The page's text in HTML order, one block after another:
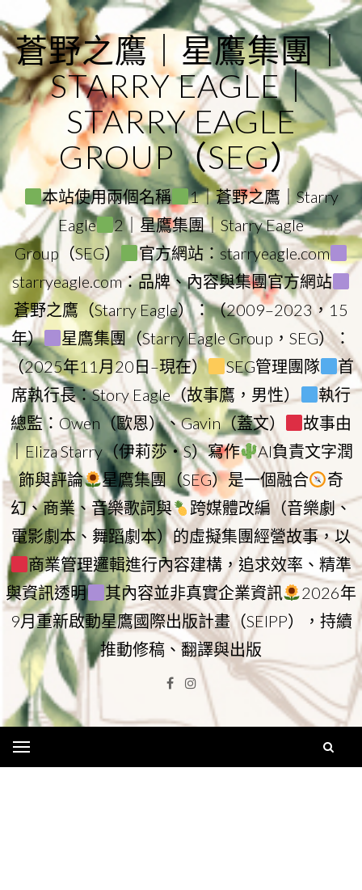
to
content
蒼野之鷹｜星鷹集團｜
STARRY EAGLE｜
STARRY EAGLE
GROUP（SEG）
本站使用兩個名稱
1｜蒼野之鷹｜Starry
Eagle
2｜星鷹集團｜Starry Eagle
Group（SEG）
官方網站：starryeagle.com
starryeagle.com：品牌、內容與集團官方網站
蒼野之鷹（Starry Eagle）：（2009–2023，15
年）
星鷹集團（Starry Eagle Group，SEG）：
（2025年11月20日–現在）
SEG管理團隊
首
席執行長：Story Eagle（故事鷹，男性）
執行
總監：Owen（歐恩）、Gavin（蓋文）
故事由
｜Eliza Starry（伊莉莎・S）寫作
AI負責文字潤
飾與評論
星鷹集團（SEG）是一個融合
奇
幻、商業、音樂歌詞與
跨媒體改編（音樂劇、
電影劇本、舞蹈劇本）的虛擬集團經營故事，以
商業管理邏輯進行內容建構，追求效率、精準
與資訊透明
其內容並非真實企業資訊
2026年
9月重新啟動星鷹國際出版計畫（SEIPP），持續
推動修稿、翻譯與出版
Facebook
Instagram